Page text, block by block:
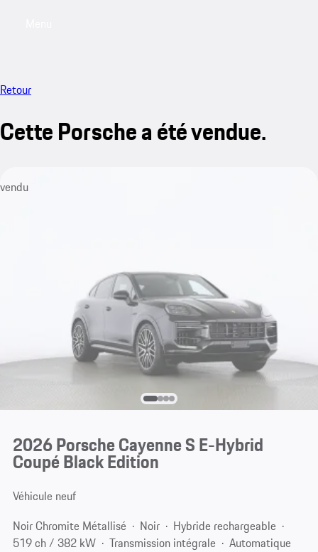
Retour
Cette Porsche a été vendue.
vendu
2026 Porsche Cayenne S E-Hybrid
Coupé Black Edition
Véhicule neuf
Noir Chromite Métallisé
Noir
Hybride rechargeable
519 ch / 382 kW
Transmission intégrale
Automatique